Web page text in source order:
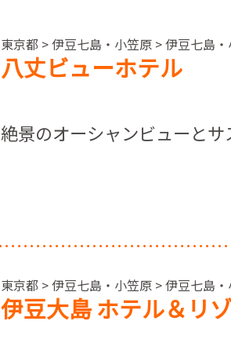
東京都 > 伊豆七島・小笠原 > 伊豆七島
八丈ビューホテル
絶景のオーシャンビューと
東京都 > 伊豆七島・小笠原 > 伊豆七島
伊豆大島 ホテル＆リ